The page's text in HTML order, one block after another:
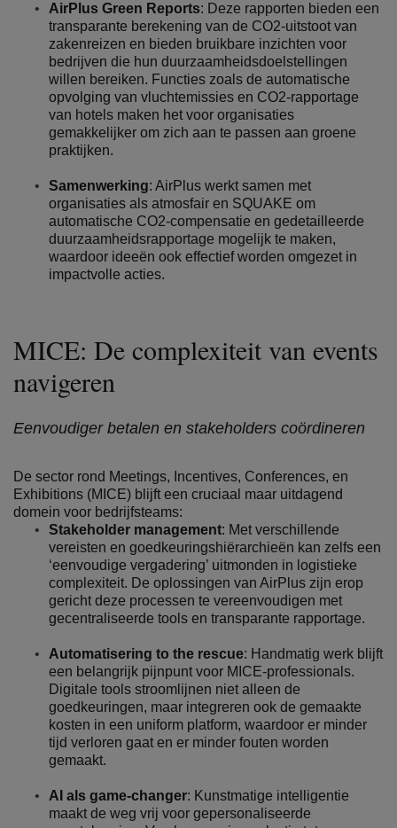
AirPlus Green Reports: Deze rapporten bieden een
transparante berekening van de CO2-uitstoot van
zakenreizen en bieden bruikbare inzichten voor
bedrijven die hun duurzaamheidsdoelstellingen
willen bereiken. Functies zoals de automatische
opvolging van vluchtemissies en CO2-rapportage
van hotels maken het voor organisaties
gemakkelijker om zich aan te passen aan groene
praktijken.
Samenwerking: AirPlus werkt samen met
organisaties als atmosfair en SQUAKE om
automatische CO2-compensatie en gedetailleerde
duurzaamheidsrapportage mogelijk te maken,
waardoor ideeën ook effectief worden omgezet in
impactvolle acties.
MICE: De complexiteit van events
navigeren
Eenvoudiger betalen en stakeholders coördineren
De sector rond Meetings, Incentives, Conferences, en
Exhibitions (MICE) blijft een cruciaal maar uitdagend
domein voor bedrijfsteams:
Stakeholder management: Met verschillende
vereisten en goedkeuringshiërarchieën kan zelfs een
‘eenvoudige vergadering’ uitmonden in logistieke
complexiteit. De oplossingen van AirPlus zijn erop
gericht deze processen te vereenvoudigen met
gecentraliseerde tools en transparante rapportage.
Automatisering to the rescue: Handmatig werk blijft
een belangrijk pijnpunt voor MICE-professionals.
Digitale tools stroomlijnen niet alleen de
goedkeuringen, maar integreren ook de gemaakte
kosten in een uniform platform, waardoor er minder
tijd verloren gaat en er minder fouten worden
gemaakt.
AI als game-changer: Kunstmatige intelligentie
maakt de weg vrij voor gepersonaliseerde